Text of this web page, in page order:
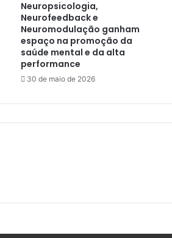
Neuropsicologia,
Neurofeedback e
Neuromodulação ganham
espaço na promoção da
saúde mental e da alta
performance
30 de maio de 2026